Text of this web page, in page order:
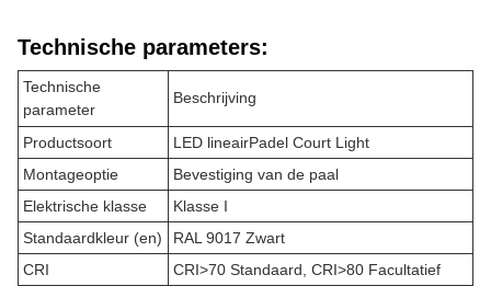
Technische parameters:
Technische
parameter
Beschrijving
Productsoort LED lineairPadel Court Light
Montageoptie
Bevestiging van de paal
Elektrische klasse
Klasse I
Standaardkleur (en)
RAL 9017 Zwart
CRI
CRI>70 Standaard, CRI>80 Facultatief